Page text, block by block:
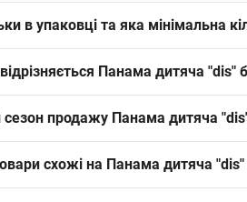
в роздрібних точках та для
в упаковці та яка мінімальна
при поповненні товарних запасів.
Панама дитяча "dis"
цінового сегмента або сезону. Ця
сезон продажу Панама дитяча
і швидкого обігу товару.
схожі на Панама дитяча